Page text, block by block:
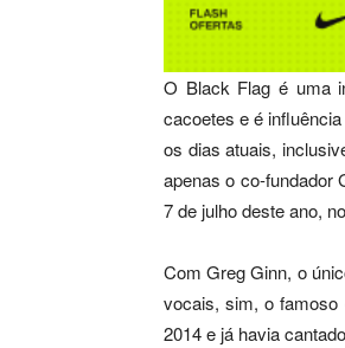
O Black Flag é uma
cacoetes e é
os dias atuais,
apenas o co-fundador
7 de julho deste ano,
Com Greg Ginn, o
vocais, sim, o famoso
2014 e já havia